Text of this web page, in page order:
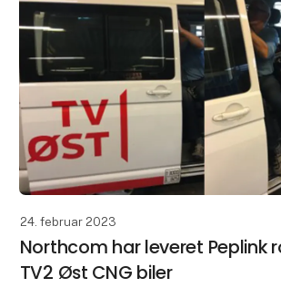
24. februar 2023
Northcom har leveret Peplink
TV2 Øst CNG biler